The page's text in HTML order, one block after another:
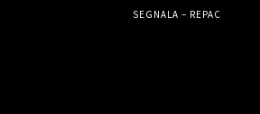
SEGNALA – REPAC